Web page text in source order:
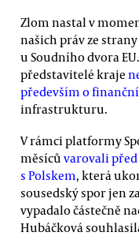
Zlom nastal v
našich práv ze
u Soudního dvora
představitelé kraje
především o
infrastrukturu.
V rámci platformy
měsíců varovali
s Polskem, která
sousedský spor jen
vypadalo částečně
Hubáčková